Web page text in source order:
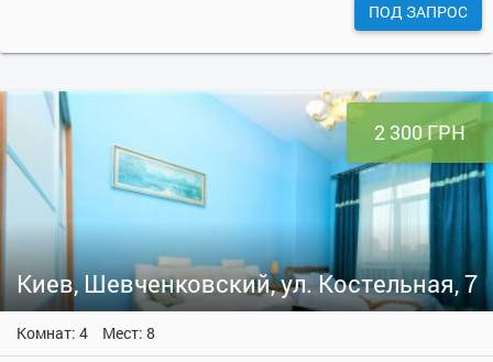
ПОД ЗАПРОС
2 300 ГРН
Киев, Шевченковский, ул. Костельная, 7
Комнат: 4 Мест: 8